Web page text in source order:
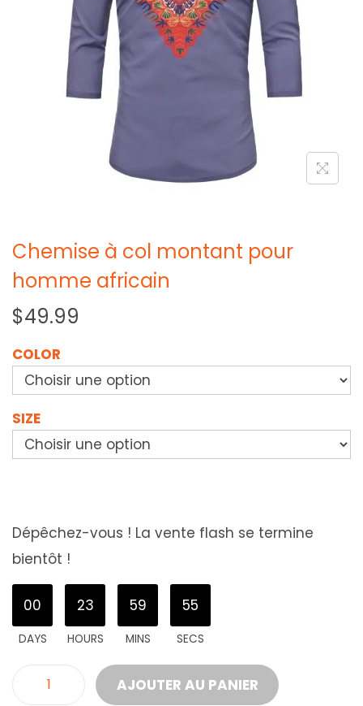
Chemise à col montant pour
homme africain
$49.99
COLOR
SIZE
Dépêchez-vous ! La vente flash se termine
bientôt !
00
DAYS
23
HOURS
59
MINS
53
SECS
AJOUTER AU PANIER